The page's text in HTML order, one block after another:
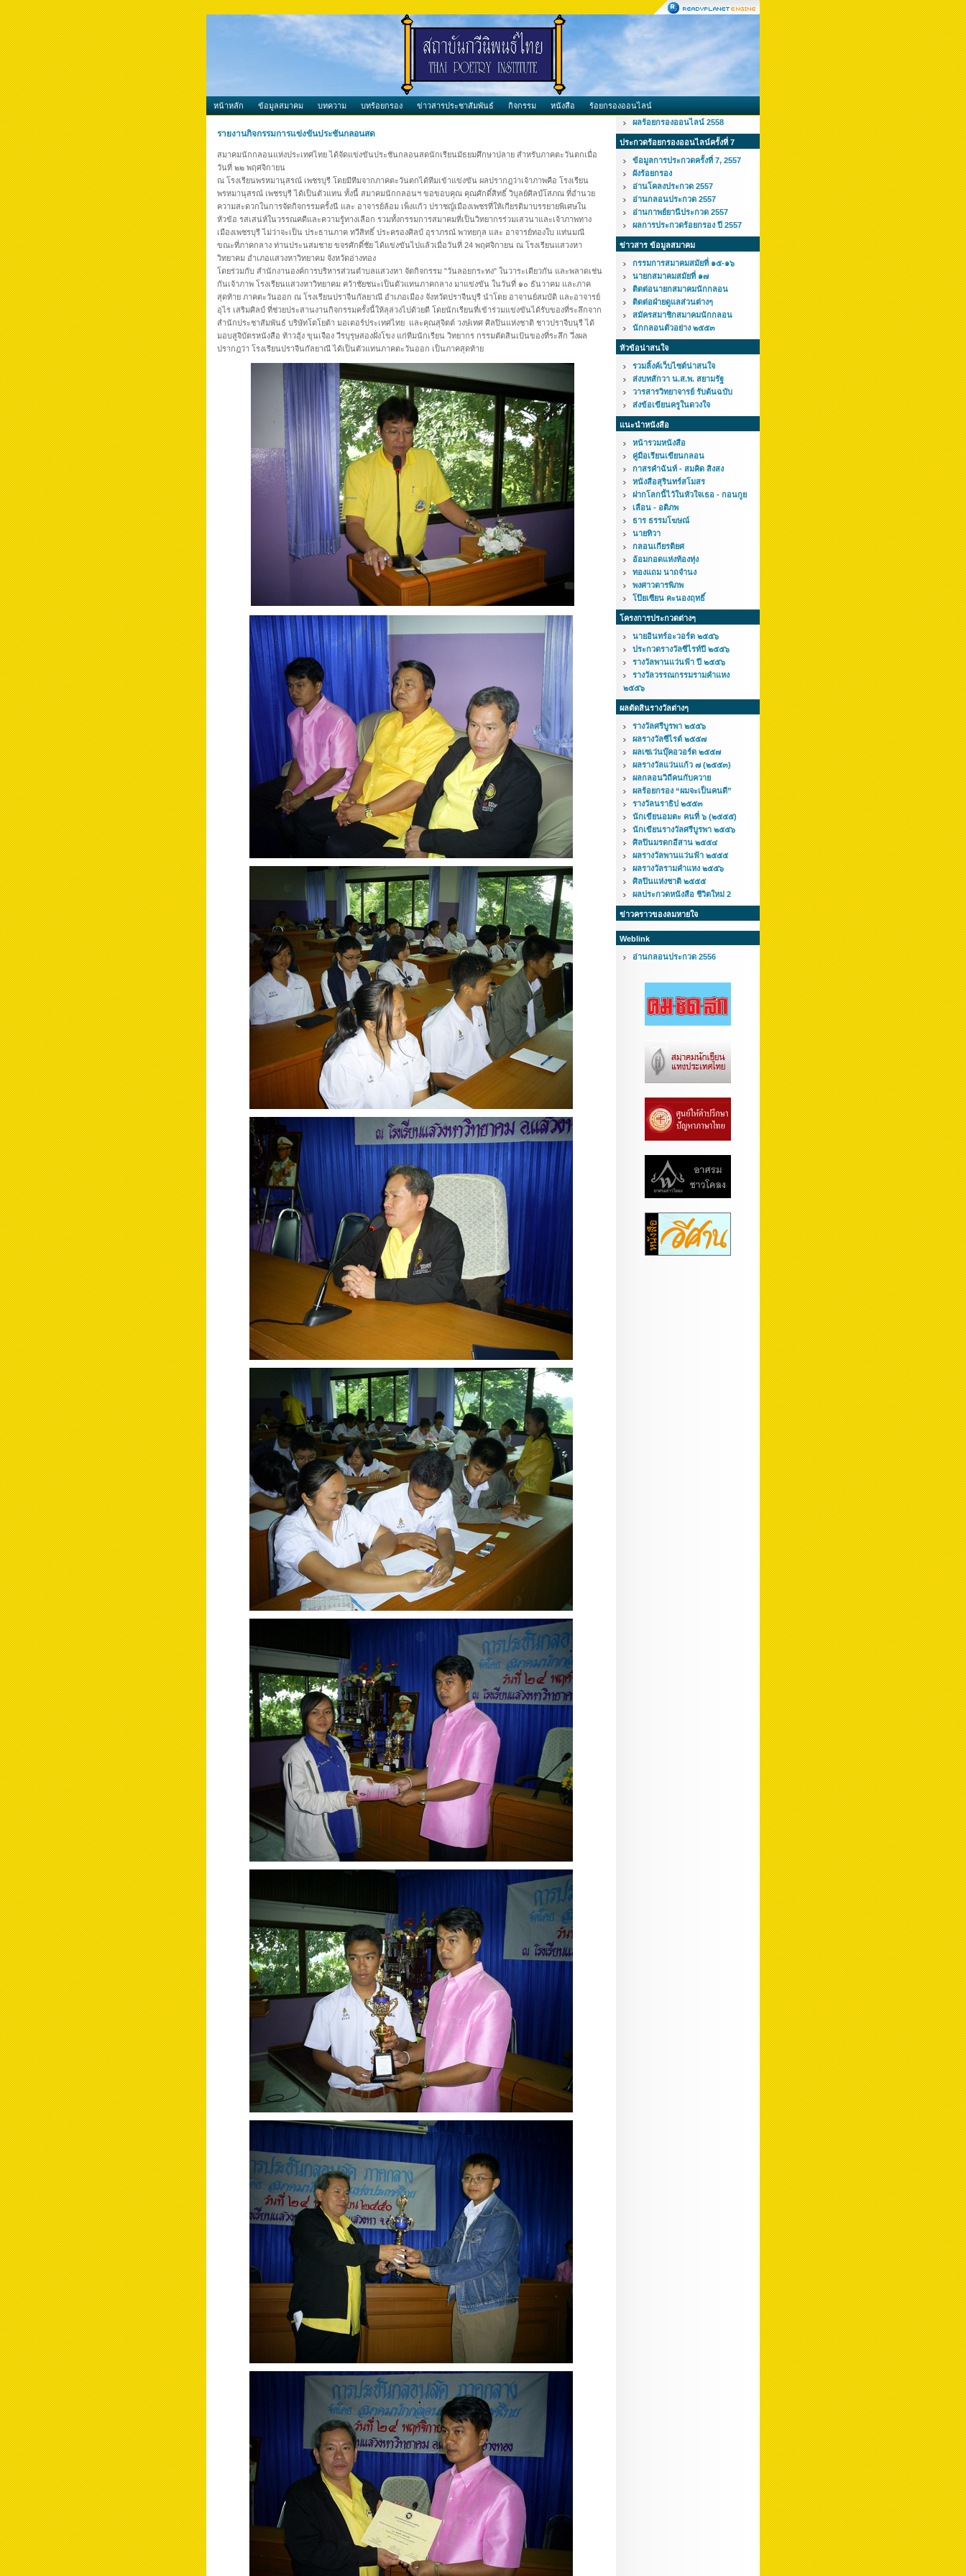
หน้าหลัก ข้อมูลสมาคม บทความ บทร้อยกรอง ข่าวสารประชาสัมพันธ์ กิจกรรม หนังสือ ร้อยกรองออนไลน์
รายงานกิจกรรมการแข่งขันประชันกลอนสด
สมาคมนักกลอนแห่งประเทศไทย ได้จัดแข่งขันประชันกลอนสดนักเรียนมัธยมศึกษาปลาย สำหรับภาคตะวันตกเมื่อ
วันที่ ๒๒ พฤศจิกายน
ณ โรงเรียนพรหมานุสรณ์ เพชรบุรี โดยมีทีมจากภาคตะวันตกได้ทีมเข้าแข่งขัน ผลปรากฎว่าเจ้าภาพคือ โรงเรียน
พรหมานุสรณ์ เพชรบุรี ได้เป็นตัวแทน ทั้งนี้ สมาคมนักกลอนฯ ขอขอบคุณ คุณศักดิ์สิทธิ์ วิบุลย์ศิลป์โสภณ ที่อำนวย
ความสะดวกในการจัดกิจกรรมครั้งนี และ อาจารย์ล้อม เพ็งแก้ว ปราชญ์เมืองเพชรที่ให้เกียรติมาบรรยายพิเศษใน
หัวข้อ รสเสน่ห์ในวรรณคดีและความรู้ทางเลือก รวมทั้งกรรมการสมาคมที่เป็นวิทยากรร่วมเสวนาและเจ้าภาพทาง
เมืองเพชรบุรี ไม่ว่าจะเป็น ประธานภาค ทวีสิทธิ์ ประครองศิลป์ อุราภรณ์ พาทยกุล และ อาจารย์ทองใบ แท่นมณี
ขณะที่ภาคกลาง ท่านประนสมชาย ขจรศักดิ์ชัย ได้แข่งขันไปแล้วเมื่อวันที่ 24 พฤศจิกายน ณ โรงเรียนแสวงหา
วิทยาคม อำเภอแสวงหาวิทยาคม จังหวัดอ่างทอง
โดยร่วมกับ สำนักงานองค์การบริหารส่วนตำบลแสวงหา จัดกิจกรรม "วันลอยกระทง" ในวาระเดียวกัน และพลาดเช่น
กันเจ้าภาพ โรงเรียนแสวงหาวิทยาคม คว้าชัยชนะเป็นตัวแทนภาคกลาง มาแข่งขัน ในวันที่ ๑๐ ธันวาคม และภาค
สุดท้าย ภาคตะวันออก ณ โรงเรียนปราจีนกัลยาณี อำเภอเมือง จังหวัดปราจีนบุรี นำโดย อาจานย์สมบัติ และอาจารย์
อุไร เสริมศิลป์ ที่ช่วยประสานงานกิจกรรมครั้งนี้ให้ลุล่วงไปด้วยดี โดยนักเรียนที่เข้าร่วมแข่งขันได้รับของที่ระลึกจาก
สำนักประชาสัมพันธ์ บริษัทโตโยต้า มอเตอร์ประเทศไทย และคุณสุจิตต์ วงษ์เทศ ศิลปินแห่งชาติ ชาวปราจีบนุรี ได้
มอบสูจิบัตรหนังสือ ท้าวฮุ้ง ขุนเจือง วีรบุรุษสองฝั่งโขง แก่ทีมนักเรียน วิทยากร กรรมตัดสินเป้นของที่ระลึก วึ่งผล
ปรากฎว่า โรงเรียนปราจีนกัลยาณี ได้เป็นตัวแทนภาคตะวันออก เป็นภาคสุดท้าย
ผลร้อยกรองออนไลน์ 2558
ประกวดร้อยกรองออนไลน์ครั้งที่ 7
ข้อมูลการประกวดครั้งที่ 7, 2557
ผังร้อยกรอง
อ่านโคลงประกวด 2557
อ่านกลอนประกวด 2557
อ่านกาพย์ยานีประกวด 2557
ผลการประกวดร้อยกรอง ปี 2557
ข่าวสาร ข้อมูลสมาคม
กรรมการสมาคมสมัยที่ ๑๕-๑๖
นายกสมาคมสมัยที่ ๑๗
ติดต่อนายกสมาคมนักกลอน
ติดต่อฝ่ายดูแลส่วนต่างๆ
สมัครสมาชิกสมาคมนักกลอน
นักกลอนตัวอย่าง ๒๕๕๓
หัวข้อน่าสนใจ
รวมลิ้งค์เว็บไซต์น่าสนใจ
ส่งบทสักวา น.ส.พ. สยามรัฐ
วารสารวิทยาจารย์ รับต้นฉบับ
ส่งข้อเขียนครูในดวงใจ
แนะนำหนังสือ
หน้ารวมหนังสือ
คู่มือเรียนเขียนกลอน
กาสรคำฉันท์ - สมคิด สิงสง
หนังสือสุรินทร์สโมสร
ฝากโลกนี้ไว้ในหัวใจเธอ - กอนกูย
เลือน - อติภพ
ธาร ธรรมโฆษณ์
นายทิวา
กลอนเกียรติยศ
อ้อมกอดแห่งท้องทุ่ง
ทองแถม นาถจำนง
พงศาวดารพิภพ
โป๊ยเซียน คะนองฤทธิ์
โครงการประกวดต่างๆ
นายอินทร์อะวอร์ด ๒๕๕๖
ประกวดรางวัลซีไรท์ปี ๒๕๕๖
รางวัลพานแว่นฟ้า ปี ๒๕๕๖
รางวัลวรรณกรรมรามคำแหง
๒๕๕๖
ผลตัดสินรางวัลต่างๆ
รางวัลศรีบูรพา ๒๕๕๖
ผลรางวัลซีไรต์ ๒๕๕๗
ผลเซเว่นบุ๊คอวอร์ด ๒๕๕๗
ผลรางวัลแว่นแก้ว ๗ (๒๕๕๓)
ผลกลอนวิถีคนกับควาย
ผลร้อยกรอง “ผมจะเป็นคนดี”
รางวัลนราธิป ๒๕๕๓
นักเขียนอมตะ คนที่ ๖ (๒๕๕๕)
นักเขียนรางวัลศรีบูรพา ๒๕๕๖
ศิลปินมรดกอีสาน ๒๕๕๔
ผลรางวัลพานแว่นฟ้า ๒๕๕๕
ผลรางวัลรามคำแหง ๒๕๕๖
ศิลปินแห่งชาติ ๒๕๕๕
ผลประกวดหนังสือ ชีวิตใหม่ 2
ข่าวคราวของลมหายใจ
Weblink
อ่านกลอนประกวด 2556